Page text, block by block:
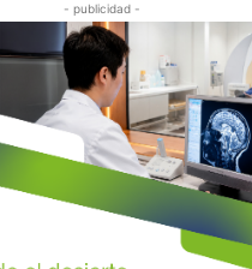
- publicidad -